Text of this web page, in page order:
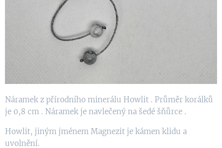
Náramek z přírodního minerálu Howlit . Průměr korálků
je 0,8 cm . Náramek je navlečený na šedé šňůrce .
Howlit, jiným jménem Magnezit je kámen klidu a
uvolnění.